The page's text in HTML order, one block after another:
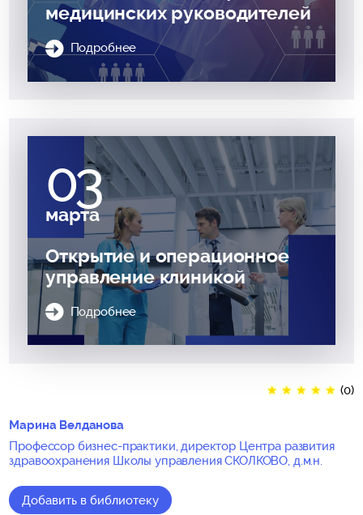
медицинских руководителей
Подробнее
03
марта
Открытие и операционное
управление клиникой
Подробнее
★ ★ ★ ★ ★ (0)
Марина Велданова
Профессор бизнес-практики, директор Центра развития
здравоохранения Школы управления СКОЛКОВО, д.м.н.
Добавить в библиотеку